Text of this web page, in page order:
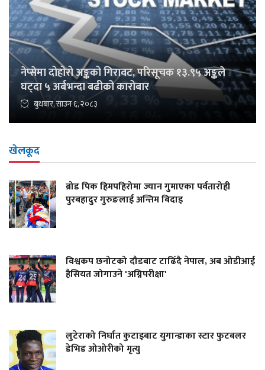
नेप्सेमा दोहोरो अङ्कको गिरावट, परिसूचक १३.९५ अङ्कले
घट्दा ५ अर्बभन्दा बढीको कारोबार
बुधबार, साउन ६, २०८३
खेलकूद
ब्रोड पिक हिमपहिरोमा ज्यान गुमाएका पर्वतारोही
पुरबहादुर गुरुङलाई अन्तिम बिदाइ
विश्वकप छनोटको दौडबाट टाढिँदै नेपाल, अब ओडीआई
हैसियत जोगाउने 'अग्निपरीक्षा'
लुटेराको निर्घात कुटाइबाट युगान्डाका स्टार फुटबलर
डेभिड ओओरीको मृत्यु